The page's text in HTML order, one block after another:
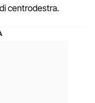
centrodestra.